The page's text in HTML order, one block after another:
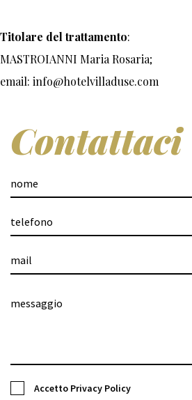
Titolare del trattamento:
MASTROIANNI Maria Rosaria;
email: info@hotelvilladuse.com
Contattaci
Accetto Privacy Policy